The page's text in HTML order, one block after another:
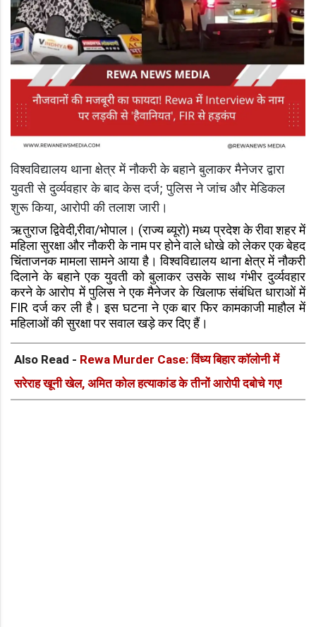
विश्वविद्यालय थाना क्षेत्र में नौकरी के बहाने बुलाकर मैनेजर द्वारा
युवती से दुर्व्यवहार के बाद केस दर्ज; पुलिस ने जांच और मेडिकल
शुरू किया, आरोपी की तलाश जारी।
ऋतुराज द्विवेदी,रीवा/भोपाल। (राज्य ब्यूरो) मध्य प्रदेश के रीवा शहर में
महिला सुरक्षा और नौकरी के नाम पर होने वाले धोखे को लेकर एक बेहद
चिंताजनक मामला सामने आया है। विश्वविद्यालय थाना क्षेत्र में नौकरी
दिलाने के बहाने एक युवती को बुलाकर उसके साथ गंभीर दुर्व्यवहार
करने के आरोप में पुलिस ने एक मैनेजर के खिलाफ संबंधित धाराओं में
FIR दर्ज कर ली है। इस घटना ने एक बार फिर कामकाजी माहौल में
महिलाओं की सुरक्षा पर सवाल खड़े कर दिए हैं।
Also Read - Rewa Murder Case: विंध्य बिहार कॉलोनी में
सरेराह खूनी खेल, अमित कोल हत्याकांड के तीनों आरोपी दबोचे गए!